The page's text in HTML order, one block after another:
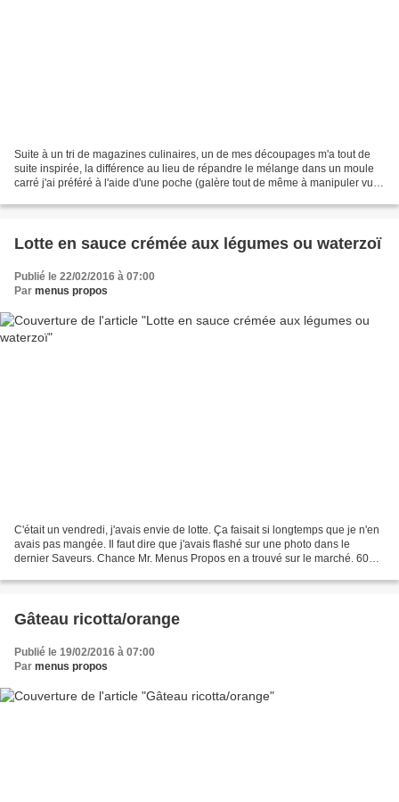
Suite à un tri de magazines culinaires, un de mes découpages m'a tout de
suite inspirée, la différence au lieu de répandre le mélange dans un moule
carré j'ai préféré à l'aide d'une poche (galère tout de même à manipuler vu
Lotte en sauce crémée aux légumes ou waterzoï
Publié le 22/02/2016 à 07:00
Par menus propos
C'était un vendredi, j'avais envie de lotte. Ça faisait si longtemps que je n'en
avais pas mangée. Il faut dire que j'avais flashé sur une photo dans le
dernier Saveurs. Chance Mr. Menus Propos en a trouvé sur le marché. 600g
Gâteau ricotta/orange
Publié le 19/02/2016 à 07:00
Par menus propos